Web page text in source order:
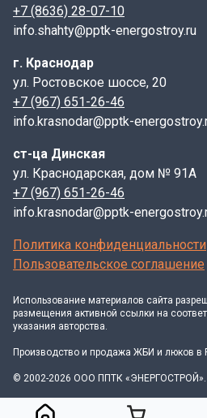
+7 (8636) 28-07-10
info.shahty@pptk-energostroy.ru
г. Краснодар
ул. Ростовское шоссе, 20
+7 (967) 651-26-46
info.krasnodar@pptk-
ст-ца Динская
ул. Краснодарская, дом № 91А
+7 (967) 651-26-46
info.krasnodar@pptk-
Политика конфиденциальности
Пользовательское соглашение
Использование материалов сайта
размещения активной ссылки на
указания авторства.
Производство и продажа ЖБИ и люков в
© 2002-2026 ООО ППТК «ЭНЕРГОСТРОЙ».